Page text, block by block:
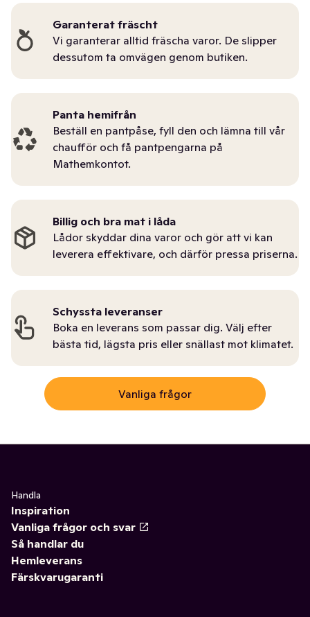
Garanterat fräscht
Vi garanterar alltid fräscha varor. De slipper
dessutom ta omvägen genom butiken.
Panta hemifrån
Beställ en pantpåse, fyll den och lämna till vår
chaufför och få pantpengarna på
Mathemkontot.
Billig och bra mat i låda
Lådor skyddar dina varor och gör att vi kan
leverera effektivare, och därför pressa priserna.
Schyssta leveranser
Boka en leverans som passar dig. Välj efter
bästa tid, lägsta pris eller snällast mot klimatet.
Vanliga frågor
Handla
Inspiration
Vanliga frågor och svar
Så handlar du
Hemleverans
Färskvarugaranti